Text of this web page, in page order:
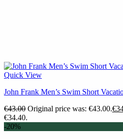
Quick View
John Frank Men’s Swim Short
€43.00 Original price was: €43.00.€
€34.40.
-20%